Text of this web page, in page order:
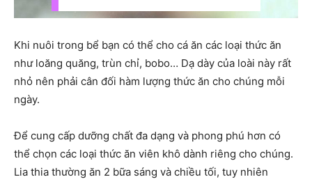
Khi nuôi trong bể bạn có thể cho cá ăn các loại thức ăn
như loăng quăng, trùn chỉ, bobo… Dạ dày của loài này rất
nhỏ nên phải cân đối hàm lượng thức ăn cho chúng mỗi
ngày.
Để cung cấp dưỡng chất đa dạng và phong phú hơn có
thể chọn các loại thức ăn viên khô dành riêng cho chúng.
Lia thia thường ăn 2 bữa sáng và chiều tối, tuy nhiên